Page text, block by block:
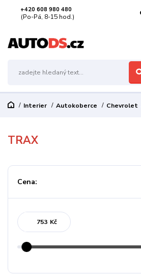
+420 608 980 480
(Po-Pá, 8-15 hod.)
Interier Autokoberce Chevrolet
TRAX
Cena:
Kč